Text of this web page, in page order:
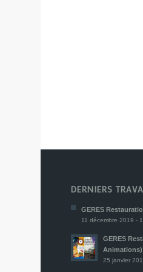
DERNIERS
GERES
11 décembre 2019 -
GERES
Animations)
25 janvier